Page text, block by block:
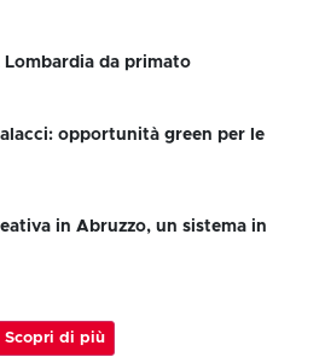
Lombardia da primato
opportunità green per le
in Abruzzo, un sistema in
Scopri di più